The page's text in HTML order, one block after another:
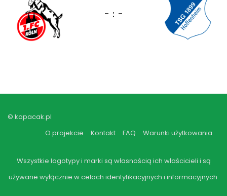
- : -
© kopacak.pl
O projekcie
Kontakt FAQ Warunki użytkowania
Wszystkie logotypy i marki są własnością ich właścicieli i są
używane wyłącznie w celach identyfikacyjnych i informacyjnych.